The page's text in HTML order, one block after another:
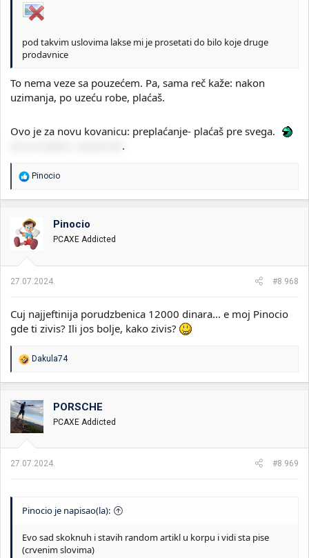
pod takvim uslovima lakse mi je prosetati do bilo koje druge
prodavnice
To nema veze sa pouzećem. Pa, sama reč kaže: nakon
uzimanja, po uzeću robe, plaćaš.
Ovo je za novu kovanicu: preplaćanje- plaćaš pre svega.
.
R
a
o
v
a
n
:
Pinocio
Pinocio
PCAXE Addicted
27.07.2024. #8.968
Cuj najjeftinija porudzbenica 12000 dinara... e moj Pinocio
gde ti zivis? Ili jos bolje, kako zivis?
R
o
v
a
n
:
Dakula74
PORSCHE
PCAXE Addicted
27.07.2024. #8.969
Pinocio je napisao(la):
Evo sad skoknuh i stavih random artikl u korpu i vidi sta pise
(crvenim slovima)